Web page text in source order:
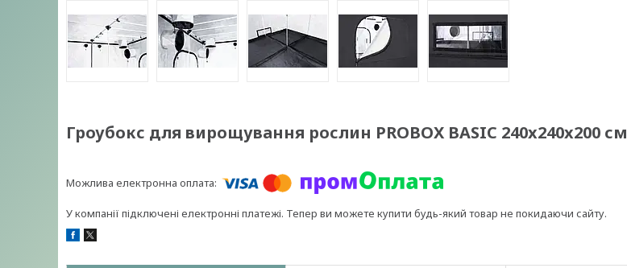
Гроубокс для вирощування рослин PROBOX BASIC 240x240x200 см
У компанії підключені електронні платежі. Тепер ви можете купити будь-який товар не покидаючи сайту.